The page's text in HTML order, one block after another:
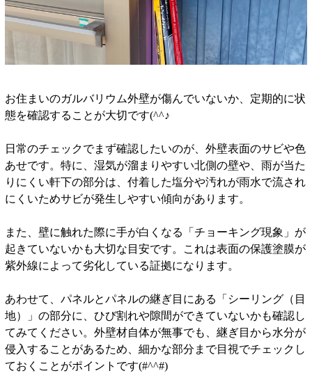
お住まいのガルバリウム外壁が傷んでいないか、定期的に状
態を確認することが大切です(^^♪
日常のチェックでまず確認したいのが、外壁表面のサビや色
あせです。特に、湿気が溜まりやすい北側の壁や、雨が当た
りにくい軒下の部分は、付着した塩分や汚れが雨水で流され
にくいためサビが発生しやすい傾向があります。
また、壁に触れた際に手が白くなる「チョーキング現象」が
起きていないかも大切な目安です。これは表面の保護塗膜が
紫外線によって劣化している証拠になります。
あわせて、パネルとパネルの継ぎ目にある「シーリング（目
地）」の部分に、ひび割れや隙間ができていないかも確認し
てみてください。外壁材自体が無事でも、継ぎ目から水分が
侵入することがあるため、細かな部分まで目視でチェックし
ておくことがポイントです(#^^#)